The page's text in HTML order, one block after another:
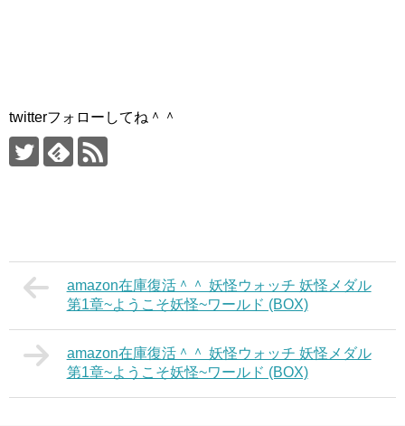
twitterフォローしてね＾＾
amazon在庫復活＾＾ 妖怪ウォッチ 妖怪メダル
第1章~ようこそ妖怪~ワールド (BOX)
amazon在庫復活＾＾ 妖怪ウォッチ 妖怪メダル
第1章~ようこそ妖怪~ワールド (BOX)